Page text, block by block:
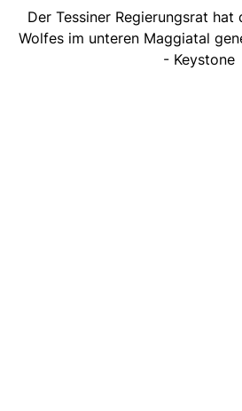
Der Tessiner Regierungsrat hat
Wolfes im unteren Maggiatal
- Keystone